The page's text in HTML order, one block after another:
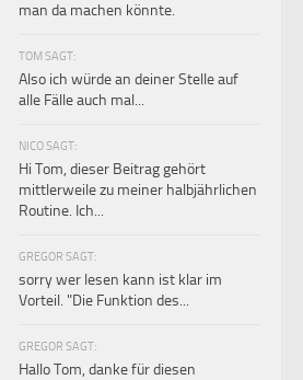
man da machen könnte.
TOM SAGT:
Also ich würde an deiner Stelle auf
alle Fälle auch mal...
NICO SAGT:
Hi Tom, dieser Beitrag gehört
mittlerweile zu meiner halbjährlichen
Routine. Ich...
GREGOR SAGT:
sorry wer lesen kann ist klar im
Vorteil. "Die Funktion des...
GREGOR SAGT:
Hallo Tom, danke für diesen